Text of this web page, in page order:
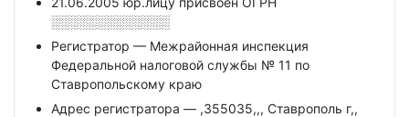
░░░░░░░░░░░░░
Регистратор — Межрайонная инспекция
Федеральной налоговой службы № 11 по
Ставропольскому краю
Адрес регистратора — ,355035,,, Ставрополь г,,